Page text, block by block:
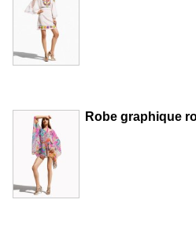
Robe graphique